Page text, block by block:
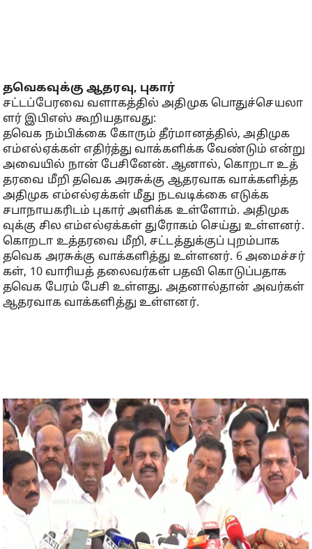
தவெகவுக்கு ஆதரவு, புகார்
சட்​டப்​பேரவை வளாகத்​தில் அதி​முக பொதுச்​செய​லா​
ளர் இபிஎஸ் கூறிய​தாவது:
தவெக நம்​பிக்கை கோரும் தீர்​மானத்தில், அதி​முக
எம்எல்ஏக்கள் எதிர்த்து வாக்​களிக்க வேண்​டும் என்று
அவை​யில் நான் பேசினேன். ஆனால், கொறடா உத்​
தரவை மீறி தவெக அரசுக்கு ஆதர​வாக வாக்​களித்த
அதி​முக எம்​எல்​ஏக்​கள் மீது நடவடிக்கை எடுக்க
சபாநாயகரிடம் புகார் அளிக்​க உள்​ளோம். அதி​முக​
வுக்கு சில எம்​எல்​ஏக்​கள் துரோகம் செய்​து உள்​ளனர்.
கொறடா உத்​தரவை மீறி, சட்​டத்​துக்​குப் புறம்​பாக
தவெக அரசுக்கு வாக்​களித்​து உள்​ளனர். 6 அமைச்​சர்​
கள், 10 வாரி​யத் தலை​வர்​கள் பதவி கொடுப்​ப​தாக
தவெக பேரம் பேசி​ உள்​ளது. அதனால்​தான் அவர்​கள்
ஆதர​வாக வாக்​களித்​து உள்​ளனர்.